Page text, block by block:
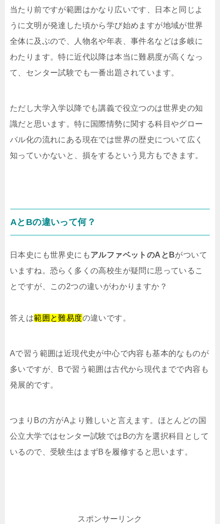
当たり前ですが範囲はかなり広いです、日本と同じよ
うに文明が発達した頃から学び始めますが地域が世界
全体に及ぶので、人物名や年表、事件名などは多岐に
わたります。特に近代以降は本当に難易度が高くなっ
て、センター試験でも一番出題されています。
ただし大学入学以降でも講義で役立つのは世界史の知
識だと思います。特に国際情勢に関する科目やグロー
バル化の流れにある現在では世界の歴史について広く
知っていかないと、損をするという見方もできます。
AとBの違いって何？
日本史にも世界史にもアルファベットのAとBがついて
いますね。恐らく多くの高校生が疑問に思っているこ
とですが、この2つの違いがわかりますか？
答えは範囲と難易度の違いです。
Aで習う範囲は近現代史が中心で内容も基本的なものが
多いですが、Bで習う範囲は古代から現代までで内容も
発展的です。
つまりBの方がAより難しいと言えます。ほとんどの国
公立大学ではセンター試験ではBの方を選択科目として
いるので、受験生はまずBを履修すると思います。
スポンサーリンク